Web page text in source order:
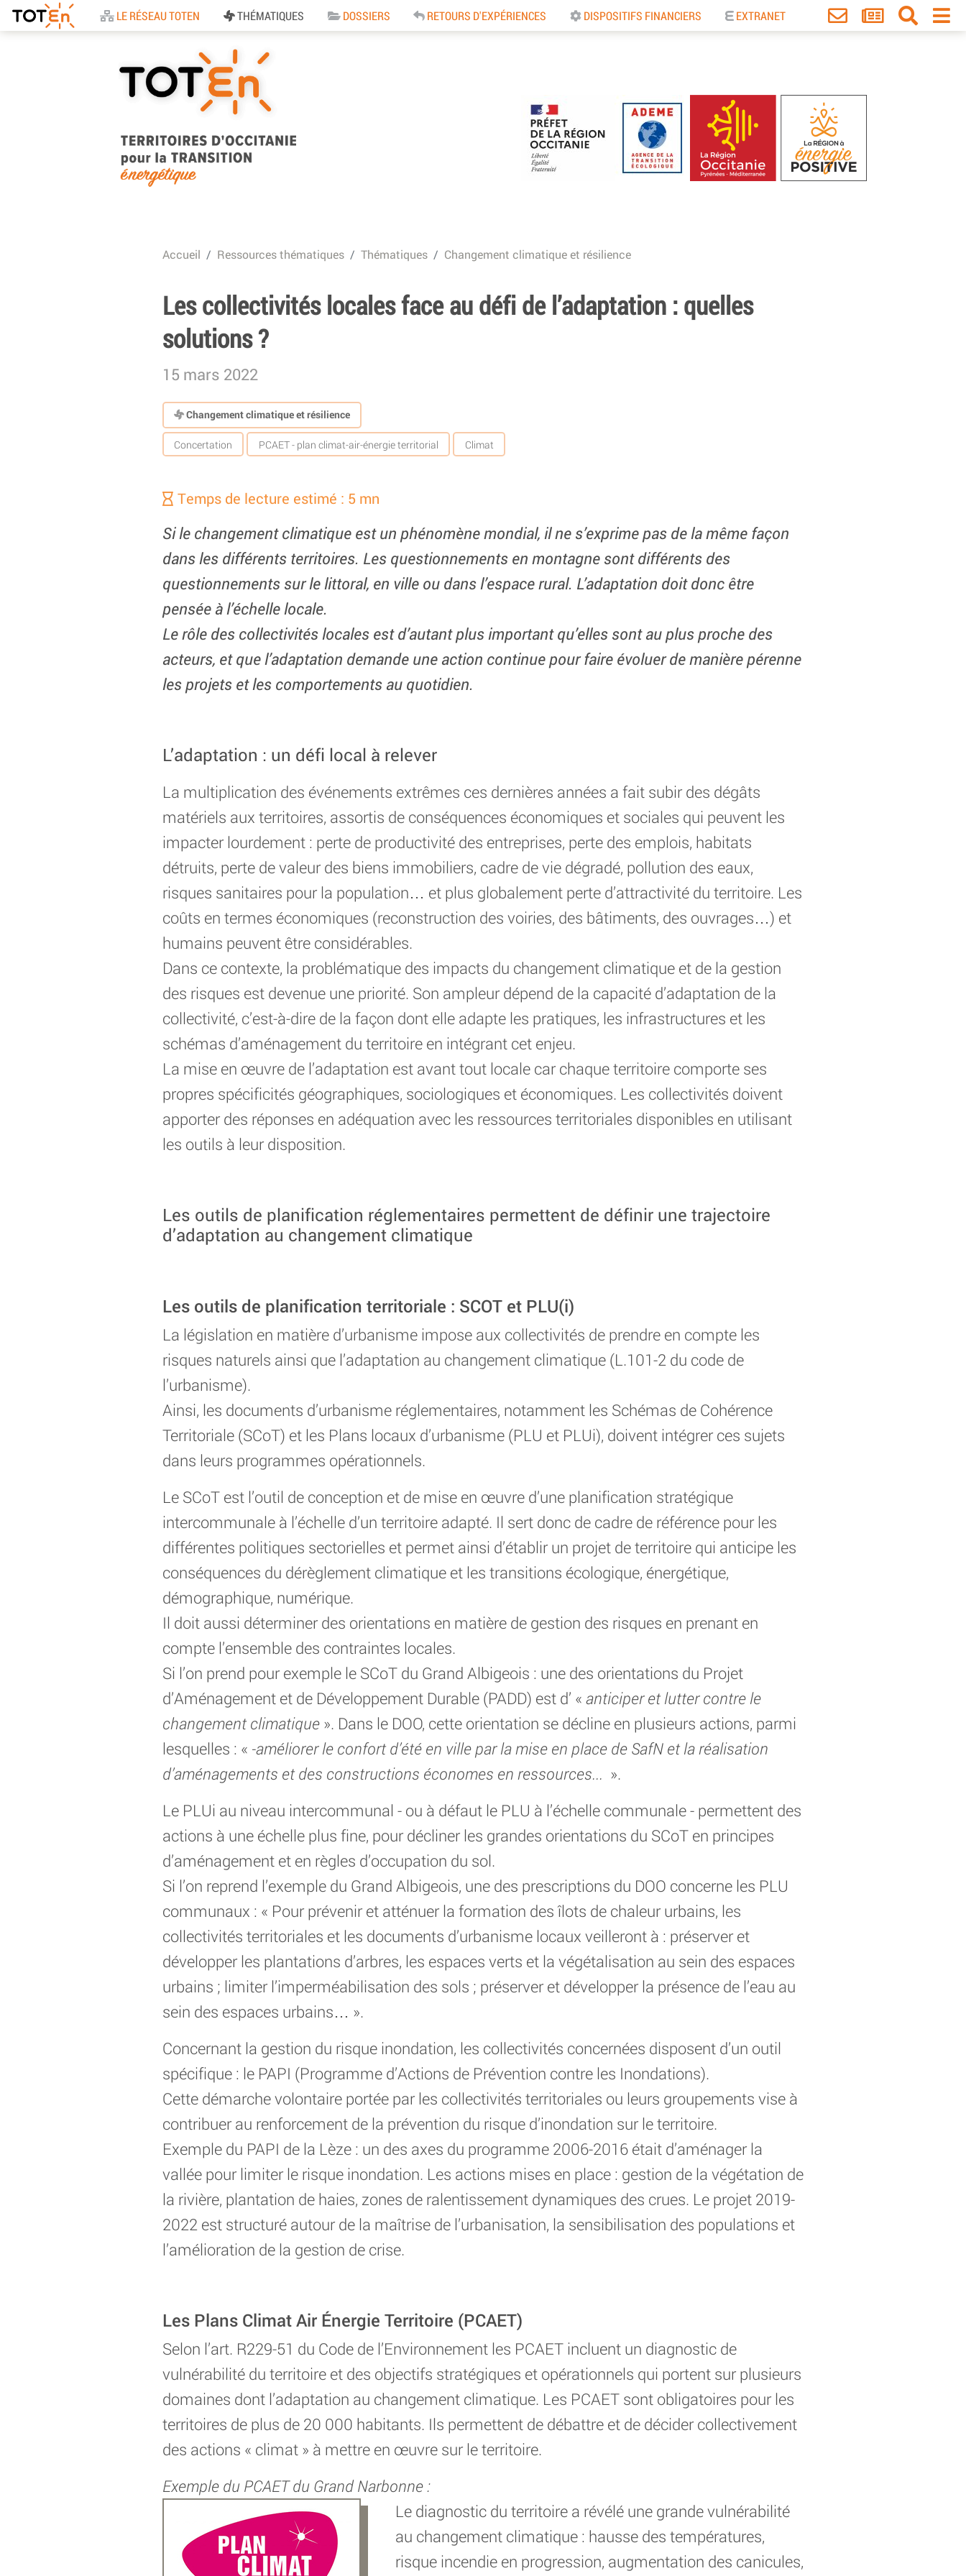
Accueil
LE RÉSEAU TOTEN THÉMATIQUES DOSSIERS RETOURS D'EXPÉRIENCES DISPOSITIFS FINANCIERS EXTRANET
pour la Transition
Energétique
Accueil Ressources thématiques Thématiques Changement climatique et résilience
Les collectivités locales face au défi de l’adaptation : quelles
solutions ?
15 mars 2022
Changement climatique et résilience
Concertation PCAET - plan climat-air-énergie territorial Climat
Temps de lecture estimé : 5 mn
Si le changement climatique est un phénomène mondial, il ne s’exprime pas de la même façon
dans les différents territoires. Les questionnements en montagne sont différents des
questionnements sur le littoral, en ville ou dans l’espace rural. L’adaptation doit donc être
pensée à l’échelle locale.
Le rôle des collectivités locales est d’autant plus important qu’elles sont au plus proche des
acteurs, et que l’adaptation demande une action continue pour faire évoluer de manière pérenne
les projets et les comportements au quotidien.
L’adaptation : un défi local à relever
La multiplication des événements extrêmes ces dernières années a fait subir des dégâts
matériels aux territoires, assortis de conséquences économiques et sociales qui peuvent les
impacter lourdement : perte de productivité des entreprises, perte des emplois, habitats
détruits, perte de valeur des biens immobiliers, cadre de vie dégradé, pollution des eaux,
risques sanitaires pour la population… et plus globalement perte d’attractivité du territoire. Les
coûts en termes économiques (reconstruction des voiries, des bâtiments, des ouvrages…) et
humains peuvent être considérables.
Dans ce contexte, la problématique des impacts du changement climatique et de la gestion
des risques est devenue une priorité. Son ampleur dépend de la capacité d’adaptation de la
collectivité, c’est-à-dire de la façon dont elle adapte les pratiques, les infrastructures et les
schémas d’aménagement du territoire en intégrant cet enjeu.
La mise en œuvre de l’adaptation est avant tout locale car chaque territoire comporte ses
propres spécificités géographiques, sociologiques et économiques. Les collectivités doivent
apporter des réponses en adéquation avec les ressources territoriales disponibles en utilisant
les outils à leur disposition.
Les outils de planification réglementaires permettent de définir une trajectoire
d’adaptation au changement climatique
Les outils de planification territoriale : SCOT et PLU(i)
La législation en matière d’urbanisme impose aux collectivités de prendre en compte les
risques naturels ainsi que l’adaptation au changement climatique (L.101-2 du code de
l’urbanisme).
Ainsi, les documents d’urbanisme réglementaires, notamment les Schémas de Cohérence
Territoriale (SCoT) et les Plans locaux d’urbanisme (PLU et PLUi), doivent intégrer ces sujets
dans leurs programmes opérationnels.
Le SCoT est l’outil de conception et de mise en œuvre d’une planification stratégique
intercommunale à l’échelle d’un territoire adapté. Il sert donc de cadre de référence pour les
différentes politiques sectorielles et permet ainsi d’établir un projet de territoire qui anticipe les
conséquences du dérèglement climatique et les transitions écologique, énergétique,
démographique, numérique.
Il doit aussi déterminer des orientations en matière de gestion des risques en prenant en
compte l’ensemble des contraintes locales.
Si l’on prend pour exemple le SCoT du Grand Albigeois : une des orientations du Projet
d’Aménagement et de Développement Durable (PADD) est d’ « anticiper et lutter contre le
changement climatique». Dans le DOO, cette orientation se décline en plusieurs actions, parmi
lesquelles : « -améliorer le confort d’été en ville par la mise en place de SafN et la réalisation
d’aménagements et des constructions économes en ressources... ».
Le PLUi au niveau intercommunal - ou à défaut le PLU à l’échelle communale - permettent des
actions à une échelle plus fine, pour décliner les grandes orientations du SCoT en principes
d’aménagement et en règles d’occupation du sol.
Si l’on reprend l’exemple du Grand Albigeois, une des prescriptions du DOO concerne les PLU
communaux : « Pour prévenir et atténuer la formation des îlots de chaleur urbains, les
collectivités territoriales et les documents d’urbanisme locaux veilleront à : préserver et
développer les plantations d’arbres, les espaces verts et la végétalisation au sein des espaces
urbains ; limiter l’imperméabilisation des sols ; préserver et développer la présence de l’eau au
sein des espaces urbains… ».
Concernant la gestion du risque inondation, les collectivités concernées disposent d’un outil
spécifique : le PAPI (Programme d’Actions de Prévention contre les Inondations).
Cette démarche volontaire portée par les collectivités territoriales ou leurs groupements vise à
contribuer au renforcement de la prévention du risque d’inondation sur le territoire.
Exemple du PAPI de la Lèze : un des axes du programme 2006-2016 était d’aménager la
vallée pour limiter le risque inondation. Les actions mises en place : gestion de la végétation de
la rivière, plantation de haies, zones de ralentissement dynamiques des crues. Le projet 2019-
2022 est structuré autour de la maîtrise de l’urbanisation, la sensibilisation des populations et
l’amélioration de la gestion de crise.
Les Plans Climat Air Énergie Territoire (PCAET)
Selon l’art. R229-51 du Code de l’Environnement les PCAET incluent un diagnostic de
vulnérabilité du territoire et des objectifs stratégiques et opérationnels qui portent sur plusieurs
domaines dont l’adaptation au changement climatique. Les PCAET sont obligatoires pour les
territoires de plus de 20 000 habitants. Ils permettent de débattre et de décider collectivement
des actions « climat » à mettre en œuvre sur le territoire.
Exemple du PCAET du Grand Narbonne :
Le diagnostic du territoire a révélé une grande vulnérabilité
au changement climatique : hausse des températures,
risque incendie en progression, augmentation des canicules,